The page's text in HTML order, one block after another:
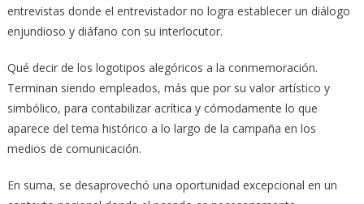
entrevistas donde el entrevistador no logra establecer un diálogo
enjundioso y diáfano con su interlocutor.
Qué decir de los logotipos alegóricos a la conmemoración.
Terminan siendo empleados, más que por su valor artístico y
simbólico, para contabilizar acrítica y cómodamente lo que
aparece del tema histórico a lo largo de la campaña en los
medios de comunicación.
En suma, se desaprovechó una oportunidad excepcional en un